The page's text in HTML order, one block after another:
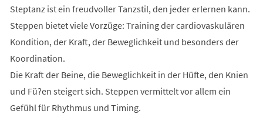
Steptanz ist ein freudvoller Tanzstil, den jeder erlernen kann.
Steppen bietet viele Vorzüge: Training der cardiovaskulären
Kondition, der Kraft, der Beweglichkeit und besonders der
Koordination.
Die Kraft der Beine, die Beweglichkeit in der Hüfte, den Knien
und Fü?en steigert sich. Steppen vermittelt vor allem ein
Gefühl für Rhythmus und Timing.